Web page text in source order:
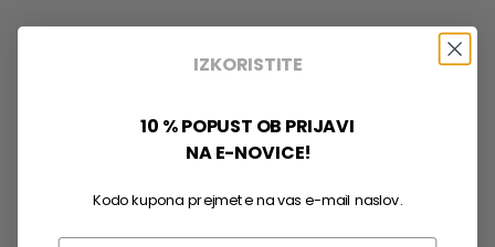
IZKORISTITE
10 % POPUST OB PRIJAVI
NA E-NOVICE!
Kodo kupona prejmete na vas e-mail naslov.